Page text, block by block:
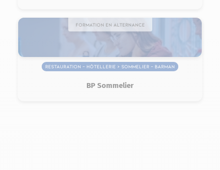
Formation en alternance
Restauration – Hôtellerie > Sommelier – Barman
BP Sommelier